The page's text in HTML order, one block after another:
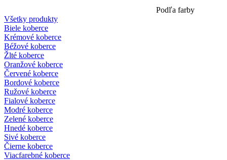
Podľa farby
Všetky produkty
Biele koberce
Krémové koberce
Béžové koberce
Žlté koberce
Oranžové koberce
Červené koberce
Bordové koberce
Ružové koberce
Fialové koberce
Modré koberce
Zelené koberce
Hnedé koberce
Sivé koberce
Čierne koberce
Viacfarebné koberce